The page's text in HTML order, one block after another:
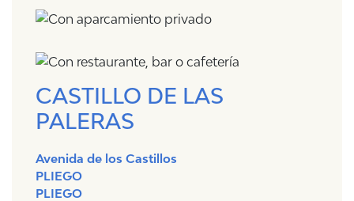
CASTILLO DE LAS
PALERAS
Avenida de los Castillos
PLIEGO
PLIEGO